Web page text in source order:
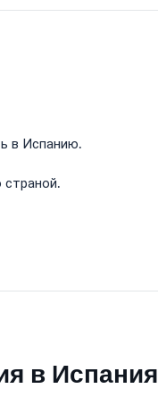
в Испанию.
в Испания